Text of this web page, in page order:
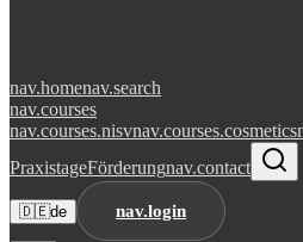
nav.homenav.search
nav.courses
nav.courses.nisvnav.courses.cosmetics
PraxistageFörderungnav.contact
🇩🇪de nav.login